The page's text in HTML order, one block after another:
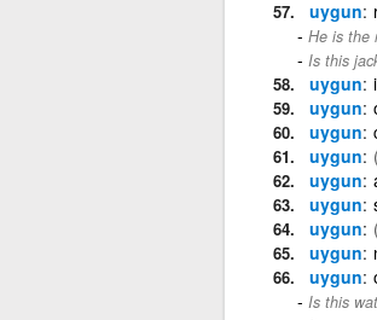
uygun
He is the
Is this
uygun
uygun
uygun
uygun
uygun
uygun
uygun
uygun
uygun
Is this